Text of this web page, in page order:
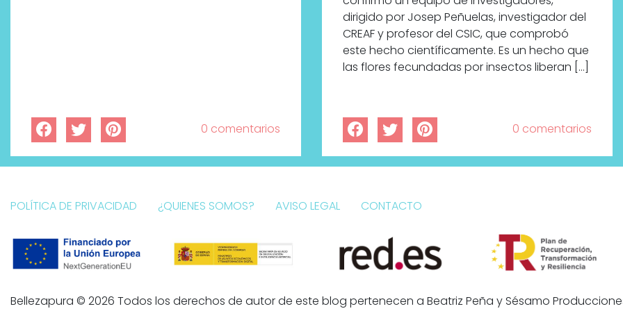
0 comentarios
dirigido por Josep Peñuelas, investigador del
CREAF y profesor del CSIC, que comprobó
este hecho científicamente. Es un hecho que
las flores fecundadas por insectos liberan […]
0 comentarios
POLÍTICA DE PRIVACIDAD ¿QUIENES SOMOS? AVISO LEGAL CONTACTO
Bellezapura © 2026 Todos los derechos de autor de este blog pertenecen a Beatriz Peña y Sésamo